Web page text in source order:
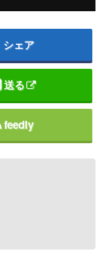
シェア
送る
feedly